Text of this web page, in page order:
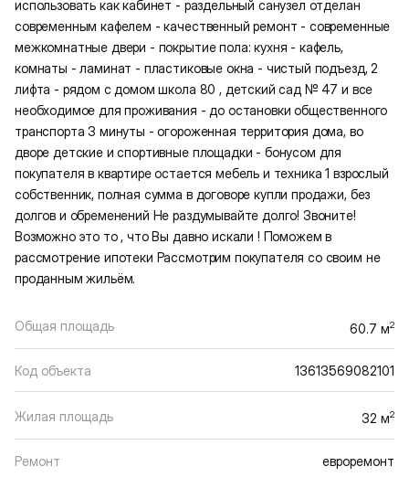
использовать как кабинет - раздельный санузел отделан
современным кафелем - качественный ремонт - современные
межкомнатные двери - покрытие пола: кухня - кафель,
комнаты - ламинат - пластиковые окна - чистый подъезд, 2
лифта - рядом с домом школа 80 , детский сад № 47 и все
необходимое для проживания - до остановки общественного
транспорта 3 минуты - огороженная территория дома, во
дворе детские и спортивные площадки - бонусом для
покупателя в квартире остается мебель и техника 1 взрослый
собственник, полная сумма в договоре купли продажи, без
долгов и обременений Не раздумывайте долго! Звоните!
Возможно это то , что Вы давно искали ! Поможем в
рассмотрение ипотеки Рассмотрим покупателя со своим не
проданным жильём.
Общая площадь 60.7 м2
Код объекта 13613569082101
Жилая площадь 32 м2
Ремонт евроремонт